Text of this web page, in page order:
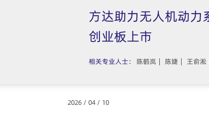
方达助力无人机动
创业板上市
相关专业人士： 陈鹤岚 陈婕 王俞淞
2026 / 04 / 10